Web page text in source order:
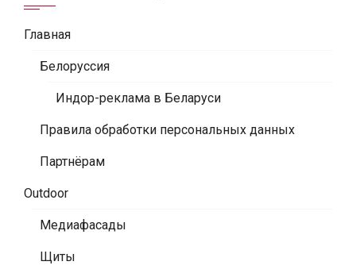
Главная
Белоруссия
Индор-реклама в Беларуси
Правила обработки персональных данных
Партнёрам
Outdoor
Медиафасады
Щиты